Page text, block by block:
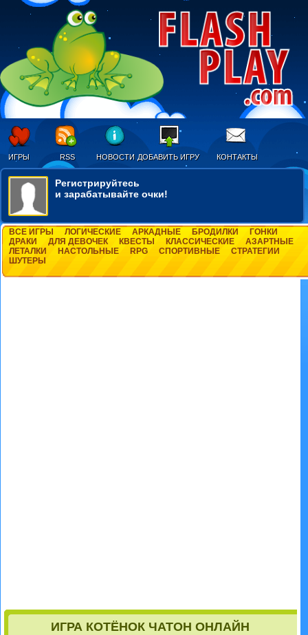
ИГРЫ RSS НОВОСТИ ДОБАВИТЬ ИГРУ КОНТАКТЫ
Регистрируйтесь
и зарабатывайте очки!
ВСЕ ИГРЫ ЛОГИЧЕСКИЕ АРКАДНЫЕ БРОДИЛКИ
ГОНКИ
ДРАКИ
ДЛЯ ДЕВОЧЕК КВЕСТЫ КЛАССИЧЕСКИЕ
АЗАРТНЫЕ
ЛЕТАЛКИ
НАСТОЛЬНЫЕ RPG СПОРТИВНЫЕ
СТРАТЕГИИ
ШУТЕРЫ
ИГРА КОТЁНОК ЧАТОН ОНЛАЙН